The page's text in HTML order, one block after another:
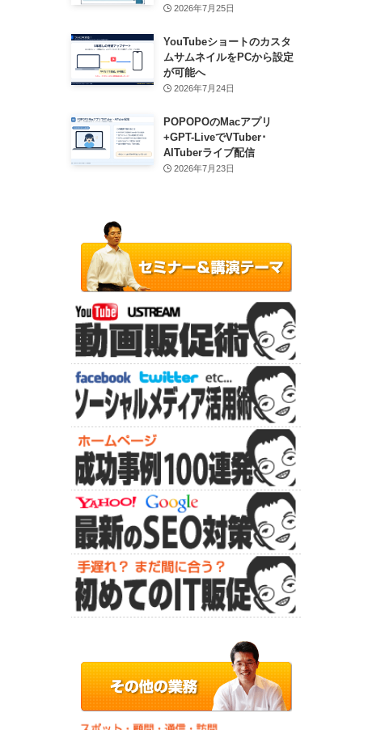
2026年7月25日
YouTubeショートのカスタ
ムサムネイルをPCから設定
が可能へ
2026年7月24日
POPOPOのMacアプリ
+GPT-LiveでVTuber･
AITuberライブ配信
2026年7月23日